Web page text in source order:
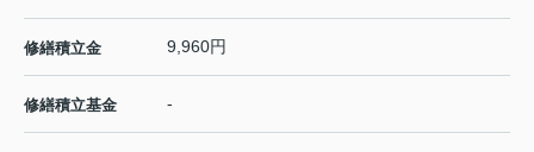
修繕積立金 9,960円
修繕積立基金 -